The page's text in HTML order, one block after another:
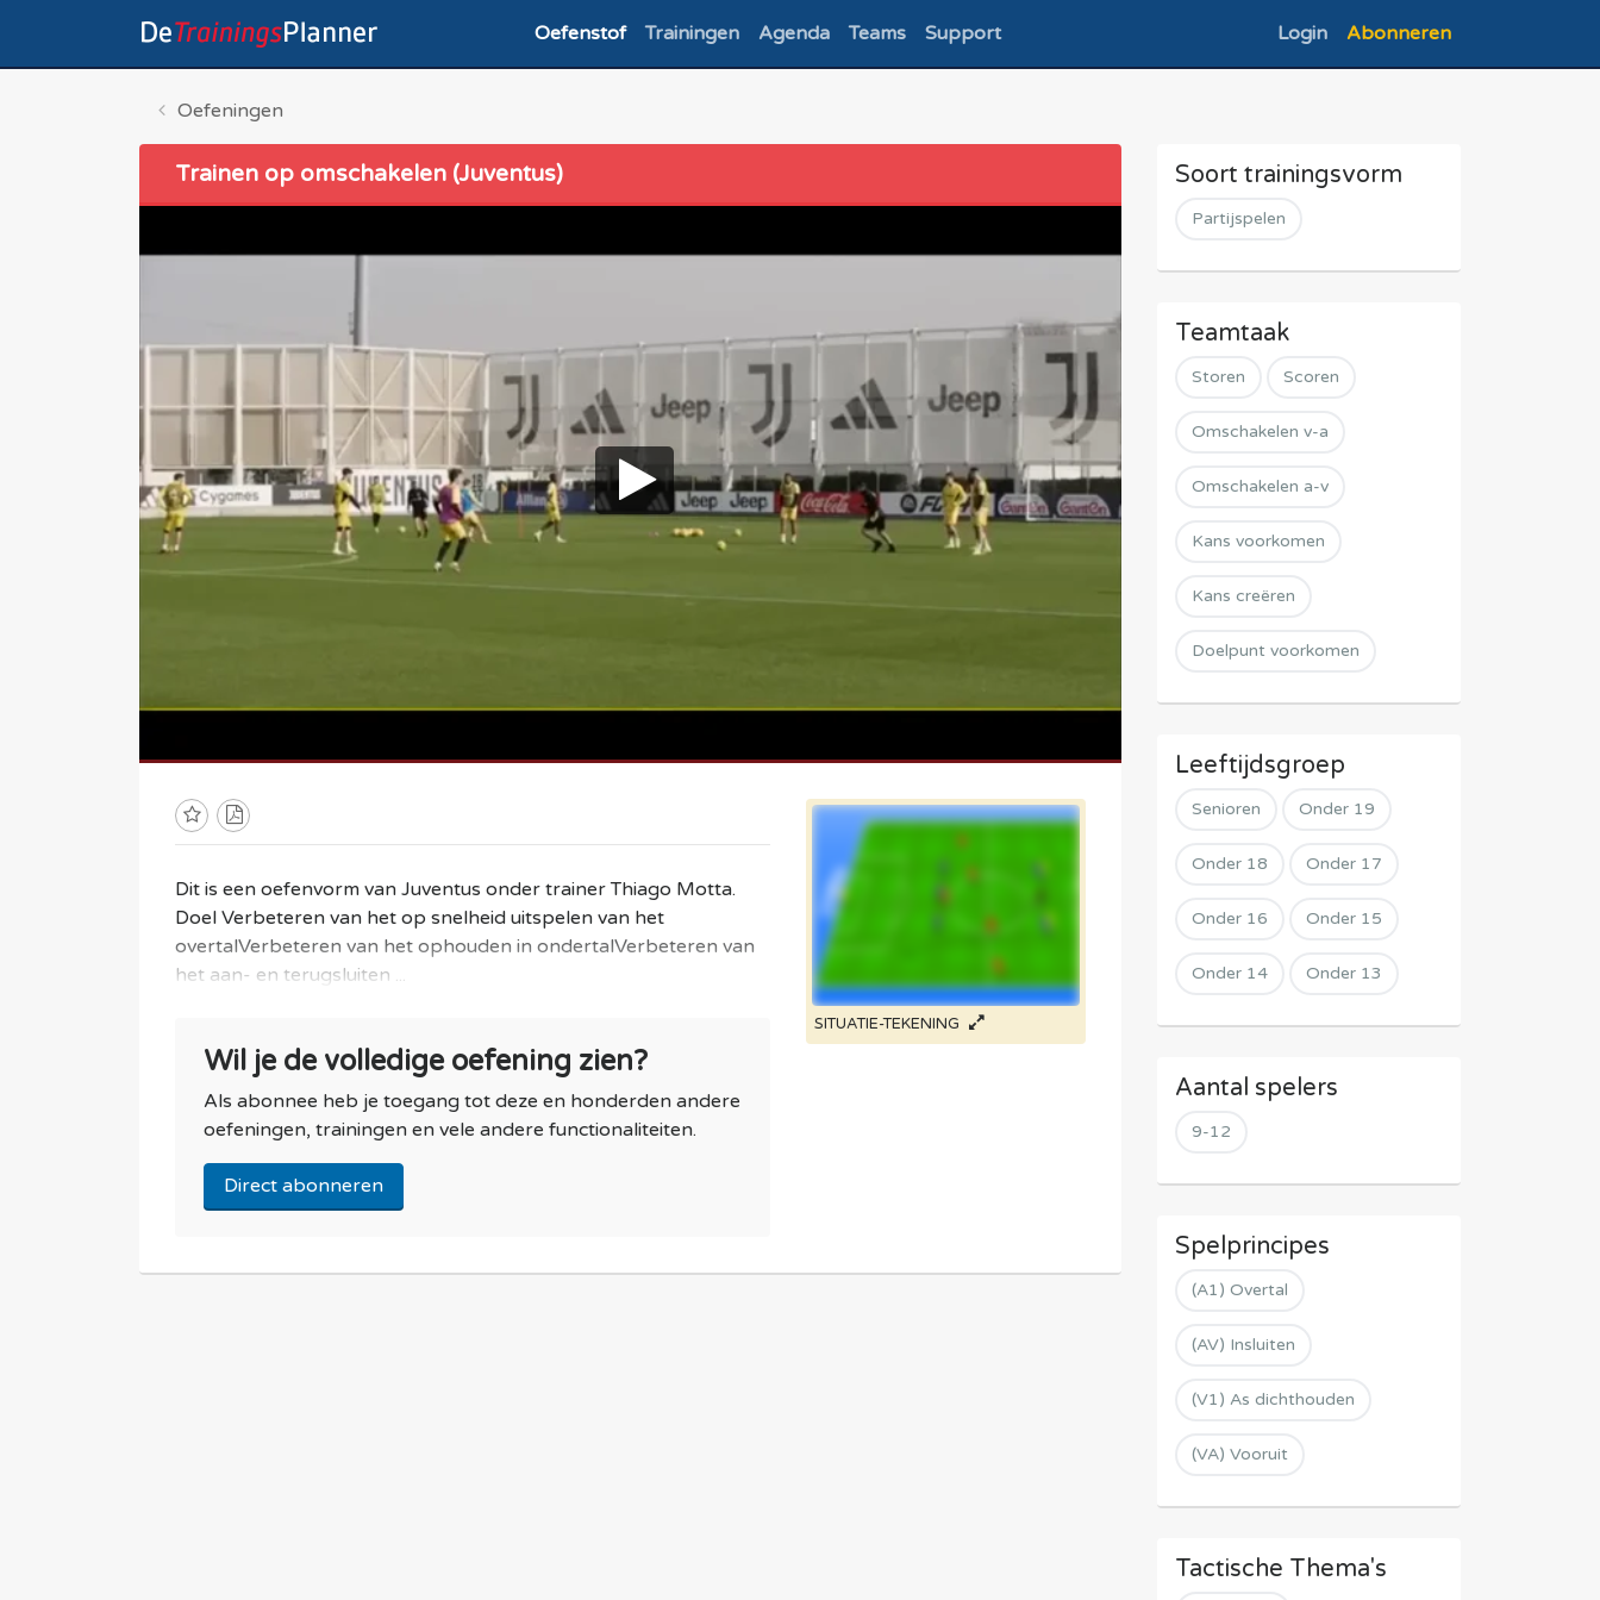
Oefenstof Trainingen Agenda Teams Support Login Abonneren
Oefeningen
Trainen op omschakelen (Juventus)
Dit is een oefenvorm van Juventus onder trainer Thiago Motta.
Doel Verbeteren van het op snelheid uitspelen van het
overtalVerbeteren van het ophouden in ondertalVerbeteren van
het aan- en terugsluiten ...
Wil je de volledige oefening zien?
Als abonnee heb je toegang tot deze en honderden andere
oefeningen, trainingen en vele andere functionaliteiten.
Direct abonneren
SITUATIE-TEKENING
Soort trainingsvorm
Partijspelen
Teamtaak
Storen Scoren
Omschakelen v-a
Omschakelen a-v
Kans voorkomen
Kans creëren
Doelpunt voorkomen
Leeftijdsgroep
Senioren Onder 19
Onder 18 Onder 17
Onder 16 Onder 15
Onder 14 Onder 13
Aantal spelers
9-12
Spelprincipes
(A1) Overtal
(AV) Insluiten
(V1) As dichthouden
(VA) Vooruit
Tactische Thema's